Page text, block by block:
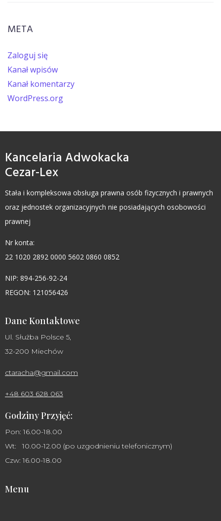
META
Zaloguj się
Kanał wpisów
Kanał komentarzy
WordPress.org
Kancelaria Adwokacka
Cezar-Lex
Stała i kompleksowa obsługa prawna osób fizycznych i prawnych
oraz jednostek organizacyjnych nie posiadających osobowości
prawnej
Nr konta:
22 1020 2892 0000 5602 0860 0852
NIP: 894-256-92-24
REGON: 121056426
Dane Kontaktowe
Ul. Służba Polsce 5,
32-200 Miechów
ctaracha@gmail.com
+48 603 628 063
Godziny Przyjęć:
Pon: 16.00-18.00
Wt: 10.00-12.00 (po uzgodnieniu telefonicznym)
Czw: 16.00-18.00
Menu